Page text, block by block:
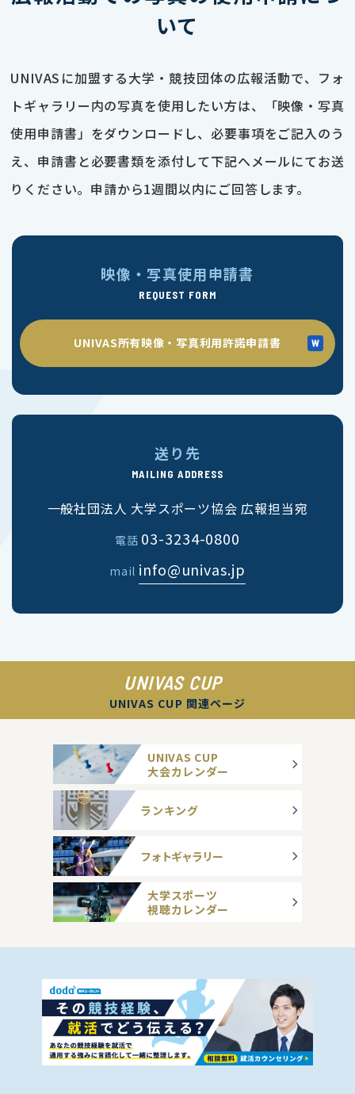
いて
UNIVASに加盟する大学・競技団体の広報活動で、フォ
トギャラリー内の写真を使用したい方は、「映像・写真
使用申請書」をダウンロードし、必要事項をご記入のう
え、申請書と必要書類を添付して下記へメールにてお送
りください。申請から1週間以内にご回答します。
映像・写真使用申請書
REQUEST FORM
UNIVAS所有映像・写真利用許諾申請書
送り先
MAILING ADDRESS
一般社団法人 大学スポーツ協会 広報担当宛
電話 03-3234-0800
mail info@univas.jp
UNIVAS CUP
UNIVAS CUP 関連ページ
UNIVAS CUP
大会カレンダー
ランキング
フォトギャラリー
大学スポーツ
視聴カレンダー